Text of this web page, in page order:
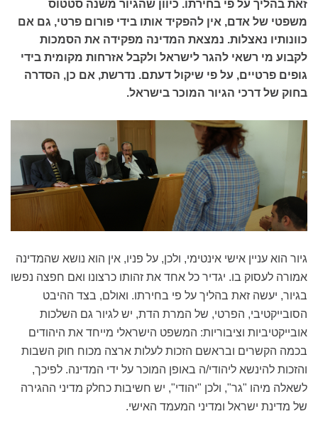
זאת בהליך על פי בחירתו. כיוון שהגיור משנה סטטוס
משפטי של אדם, אין להפקיד אותו בידי פורום פרטי, גם אם
כוונותיו נאצלות. נמצאת המדינה מפקידה את הסמכות
לקבוע מי רשאי להגר לישראל ולקבל אזרחות מקומית בידי
גופים פרטיים, על פי שיקול דעתם. נדרשת, אם כן, הסדרה
בחוק של דרכי הגיור המוכר בישראל.
גיור הוא עניין אישי אינטימי, ולכן, על פניו, אין הוא נושא שהמדינה
אמורה לעסוק בו. יגדיר כל אחד את זהותו כרצונו ואם חפצה נפשו
בגיור, יעשה זאת בהליך על פי בחירתו. ואולם, בצד ההיבט
הסובייקטיבי, הפרטי, של המרת הדת, יש לגיור גם השלכות
אובייקטיביות וציבוריות: המשפט הישראלי מייחד את היהודים
בכמה הקשרים ובראשם הזכות לעלות ארצה מכוח חוק השבות
והזכות להינשא ליהודי/ה באופן המוכר על ידי המדינה. לפיכך,
לשאלה מיהו "גר", ולכן "יהודי", יש חשיבות כחלק מדיני ההגירה
של מדינת ישראל ומדיני המעמד האישי.